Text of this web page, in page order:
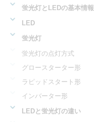
蛍光灯とLEDの基本情報
LED
蛍光灯
蛍光灯の点灯方式
グロースターター形
ラピッドスタート形
インバーター形
LEDと蛍光灯の違い